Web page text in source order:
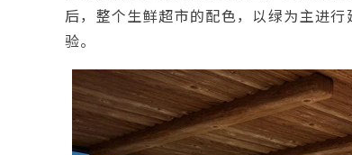
后，整个生鲜超市的配色，以绿为主进
验。